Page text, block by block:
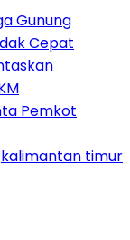
Gunung
Cepat
Pemkot
kalimantan timur